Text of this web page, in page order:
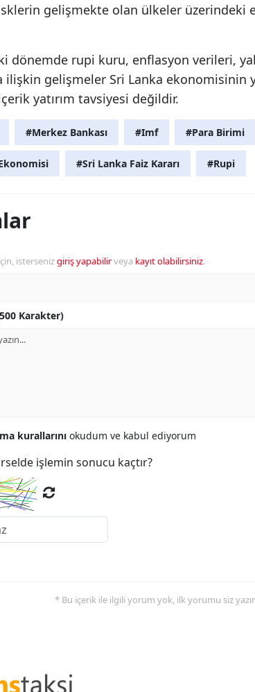
gelişmekte olan ülkeler üzerindeki
dönemde rupi kuru, enflasyon verileri,
ilişkin gelişmeler Sri Lanka ekonomisinin
yatırım tavsiyesi değildir.
#Merkez Bankası #Imf #Para Birimi
#Sri Lanka Faiz Kararı #Rupi
istersenizgiriş yapabilirveya kayıt olabilirsiniz.
Karakter)
kurallarını okudum ve kabul ediyorum
işlemin sonucu kaçtır?
* Bu içerik ile ilgili yorum yok, ilk yorumu siz